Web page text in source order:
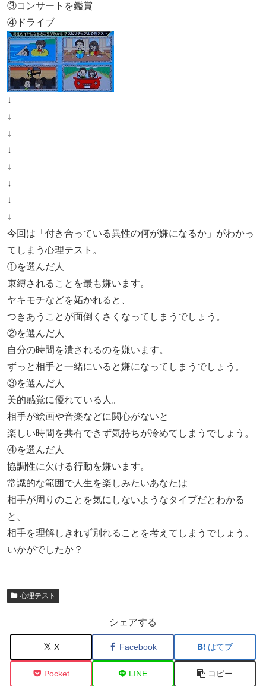
③コンサートを鑑賞
④ドライブ
↓
↓
↓
↓
↓
↓
↓
↓
今回は「付き合っている異性の何が嫌になるか」がわかっ
てしまう心理テスト。
①を選んだ人
束縛されることを最も嫌います。
ヤキモチなどを妬かれると、
つきあうことが面倒くさくなってしまうでしょう。
②を選んだ人
自分の時間を潰されるのを嫌います。
ずっと相手と一緒にいると嫌になってしまうでしょう。
③を選んだ人
美的感覚に優れている人。
相手が絵画や音楽などに関心がないと
楽しい時間を共有できず気持ちが冷めてしまうでしょう。
④を選んだ人
協調性に欠ける行動を嫌います。
常識的な範囲で人生を楽しみたいあなたは
相手が周りのことを気にしないようなタイプだとわかる
と、
相手を理解しきれず別れることを考えてしまうでしょう。
いかがでしたか？
心理テスト
シェアする
X Facebook はてブ
Pocket LINE コピー